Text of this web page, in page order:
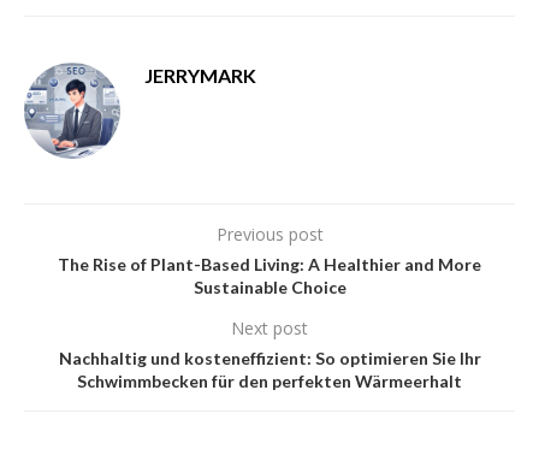
JERRYMARK
Previous post
The Rise of Plant-Based Living: A Healthier and More
Sustainable Choice
Next post
Nachhaltig und kosteneffizient: So optimieren Sie Ihr
Schwimmbecken für den perfekten Wärmeerhalt